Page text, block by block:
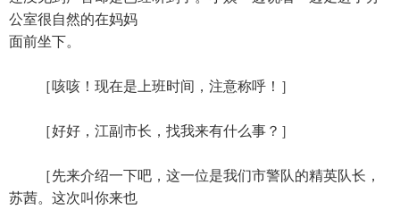
公室很自然的在妈妈
面前坐下。
［咳咳！现在是上班时间，注意称呼！］
［好好，江副市长，找我来有什么事？］
［先来介绍一下吧，这一位是我们市警队的精英队长，
苏茜。这次叫你来也